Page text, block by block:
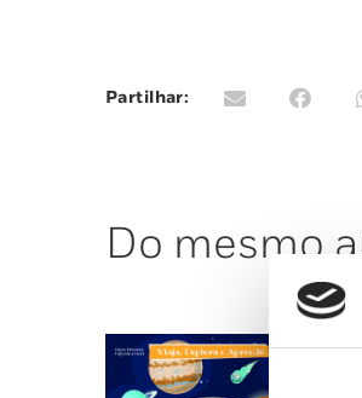
Partilhar:
Do mesmo